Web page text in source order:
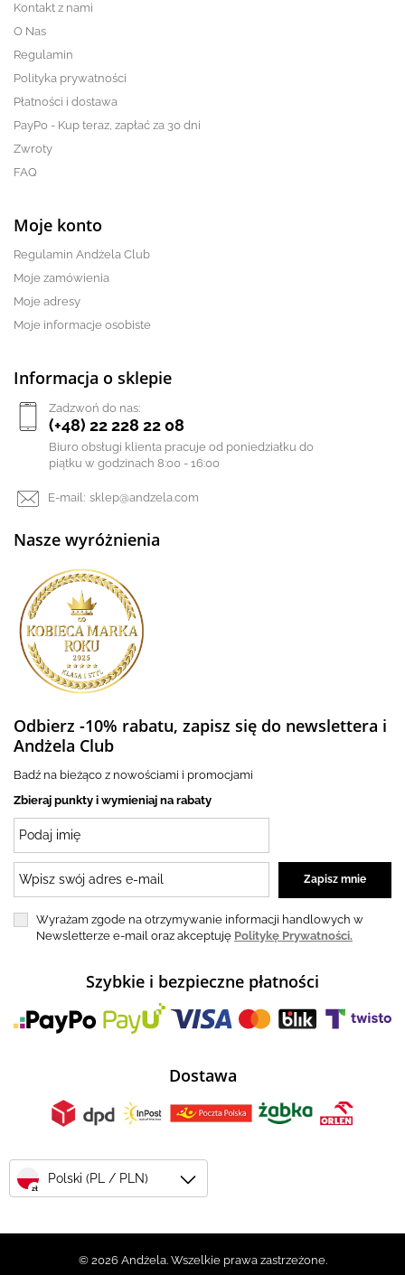
Kontakt z nami
O Nas
Regulamin
Polityka prywatności
Płatności i dostawa
PayPo - Kup teraz, zapłać za 30 dni
Zwroty
FAQ
Moje konto
Regulamin Andżela Club
Moje zamówienia
Moje adresy
Moje informacje osobiste
Informacja o sklepie
Zadzwoń do nas:
(+48) 22 228 22 08
Biuro obsługi klienta pracuje od poniedziałku do
piątku w godzinach 8:00 - 16:00
E-mail: sklep@andzela.com
Nasze wyróżnienia
Odbierz -10% rabatu, zapisz się do newslettera i
Andżela Club
Badź na bieżąco z nowościami i promocjami
Zbieraj punkty i wymieniaj na rabaty
Wyrażam zgode na otrzymywanie informacji handlowych w
Newsletterze e-mail oraz akceptuję Politykę Prywatności.
Szybkie i bezpieczne płatności
Dostawa
zł
Polski (PL / PLN)
© 2026 Andżela. Wszelkie prawa zastrzeżone.